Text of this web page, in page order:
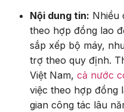
Nội dung tin: Nhiều
theo hợp đồng lao
sắp xếp bộ máy,
trợ theo quy định.
Việt Nam, cả nước
việc theo hợp đồng
gian công tác lâu